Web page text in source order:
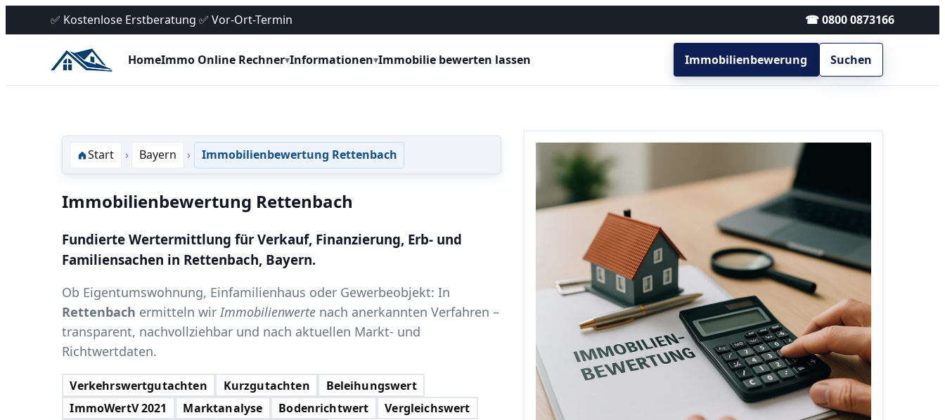
✅ Kostenlose Erstberatung ✅ Vor-Ort-Termin ☎ 0800 0873166
HomeImmo Online Rechner▾Informationen▾Immobilie bewerten lassen Immobilienbewerung Suchen
Start Bayern Immobilienbewertung Rettenbach
Immobilienbewertung Rettenbach
Fundierte Wertermittlung für Verkauf, Finanzierung, Erb- und
Familiensachen in Rettenbach, Bayern.
Ob Eigentumswohnung, Einfamilienhaus oder Gewerbeobjekt: In
Rettenbach ermitteln wirImmobilienwerte nach anerkannten Verfahren –
transparent, nachvollziehbar und nach aktuellen Markt- und
Richtwertdaten.
Verkehrswertgutachten Kurzgutachten
Beleihungswert
ImmoWertV 2021
Marktanalyse Bodenrichtwert
Vergleichswert